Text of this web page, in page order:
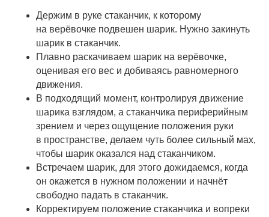
Держим в руке стаканчик, к которому
на верёвочке подвешен шарик. Нужно закинуть
шарик в стаканчик.
Плавно раскачиваем шарик на верёвочке,
оценивая его вес и добиваясь равномерного
движения.
В подходящий момент, контролируя движение
шарика взглядом, а стаканчика периферийным
зрением и через ощущение положения руки
в пространстве, делаем чуть более сильный мах,
чтобы шарик оказался над стаканчиком.
Встречаем шарик, для этого дожидаемся, когда
он окажется в нужном положении и начнёт
свободно падать в стаканчик.
Корректируем положение стаканчика и вопреки